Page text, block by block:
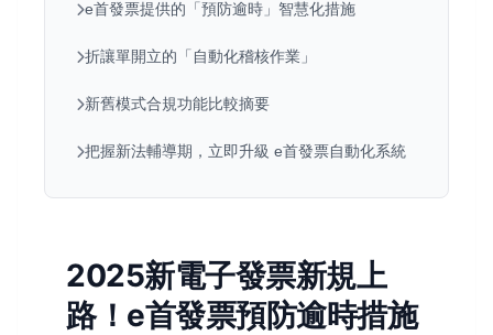
e首發票提供的「預防逾時」智慧化措施
折讓單開立的「自動化稽核作業」
新舊模式合規功能比較摘要
把握新法輔導期，立即升級 e首發票自動化系統
2025新電子發票新規上
路！e首發票預防逾時措施